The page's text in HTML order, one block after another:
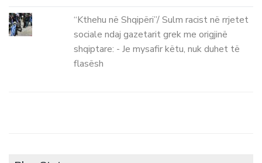
“Kthehu në Shqipëri”/ Sulm racist në rrjetet
sociale ndaj gazetarit grek me origjinë
shqiptare: - Je mysafir këtu, nuk duhet të
flasësh